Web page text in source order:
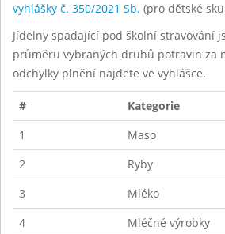
vyhlášky č. 350/2021 Sb. (pro dětské
Jídelny spadající pod školní stravování
průměru vybraných druhů potravin za
odchylky plnění najdete ve vyhlášce.
#
Kategorie
1
Maso
2
Ryby
3
Mléko
4
Mléčné výrobky